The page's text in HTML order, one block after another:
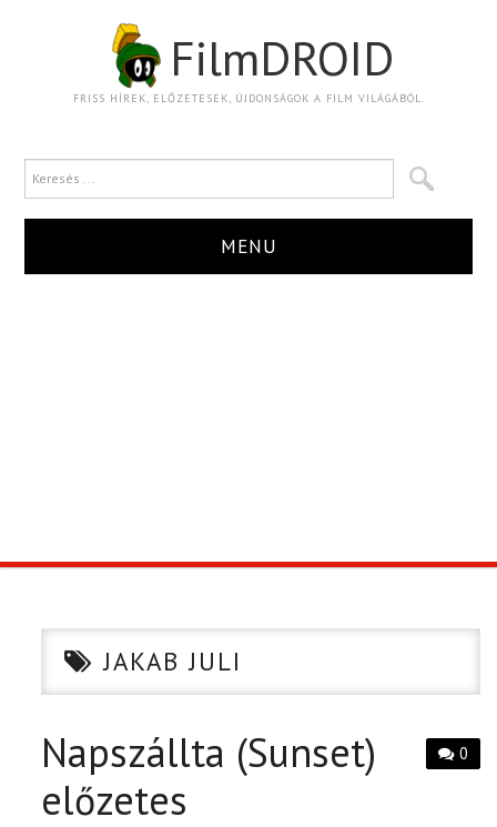
FilmDROID
FRISS HÍREK, ELŐZETESEK, ÚJDONSÁGOK A FILM VILÁGÁBÓL.
MENU
CIKK
PÓLÓ RENDELÉS
JAKAB JULI
0
Napszállta (Sunset)
előzetes